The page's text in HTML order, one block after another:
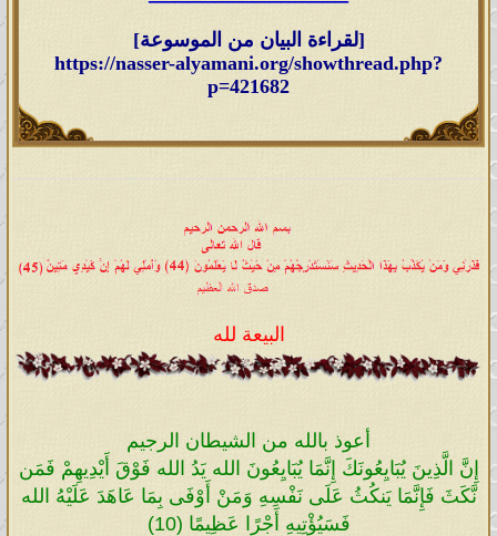
[لقراءة البيان من الموسوعة]
https://nasser-alyamani.org/showthread.php?
p=421682
البيعة لله
أعوذ بالله من الشيطان الرجيم
إِنَّ الَّذِينَ يُبَايِعُونَكَ إِنَّمَا يُبَايِعُونَ الله يَدُ الله فَوْقَ أَيْدِيهِمْ فَمَن
نَّكَثَ فَإِنَّمَا يَنكُثُ عَلَى نَفْسِهِ وَمَنْ أَوْفَى بِمَا عَاهَدَ عَلَيْهُ الله
فَسَيُؤْتِيهِ أَجْرًا عَظِيمًا (10)